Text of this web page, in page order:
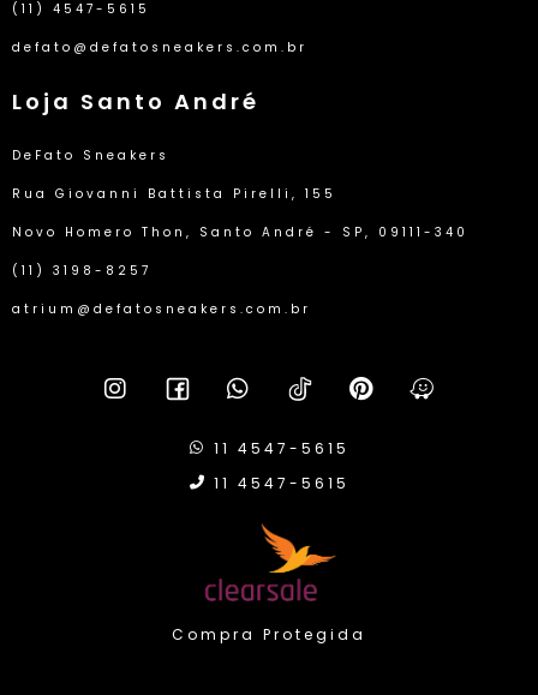
(11) 4547-5615
defato@defatosneakers.com.br
Loja Santo André
DeFato Sneakers
Rua Giovanni Battista Pirelli, 155
Novo Homero Thon, Santo André - SP, 09111-340
(11) 3198-8257
atrium@defatosneakers.com.br
11 4547-5615
11 4547-5615
Compra Protegida